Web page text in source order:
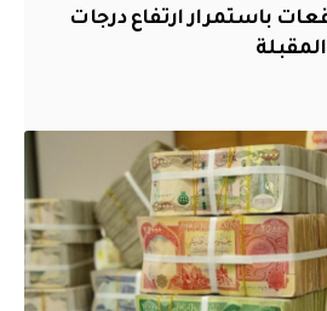
باستمرار ارتفاع درجات
المقبلة